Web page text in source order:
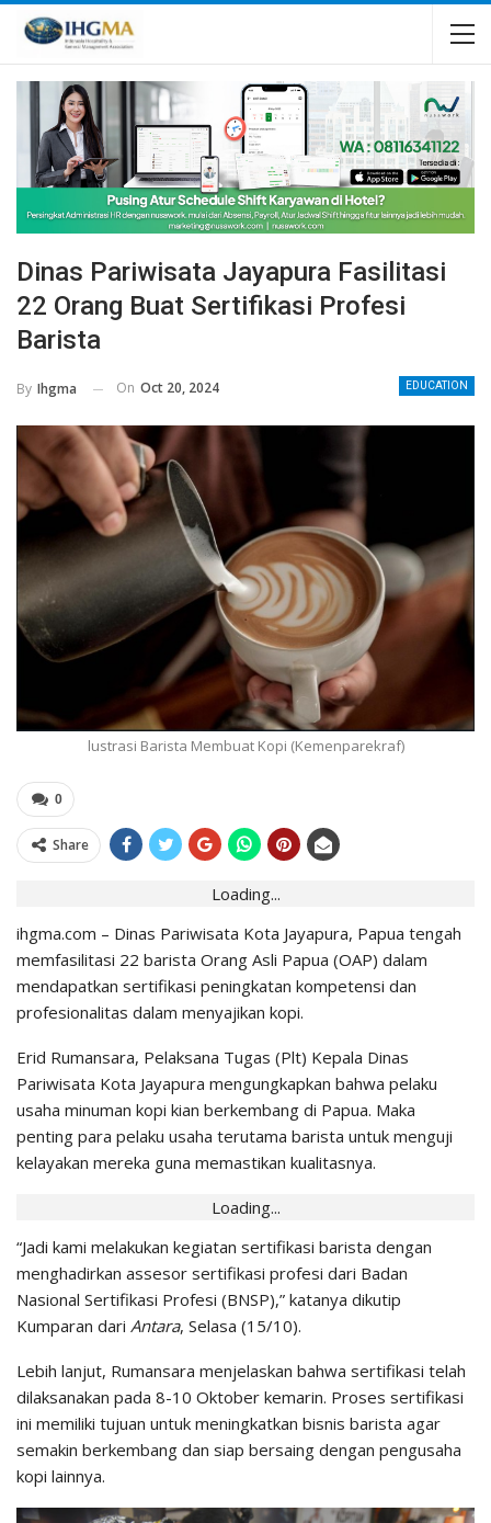
Dinas Pariwisata Jayapura Fasilitasi
22 Orang Buat Sertifikasi Profesi
Barista
EDUCATION
By Ihgma On Oct 20, 2024
lustrasi Barista Membuat Kopi (Kemenparekraf)
0
Share
Loading...
ihgma.com – Dinas Pariwisata Kota Jayapura, Papua tengah
memfasilitasi 22 barista Orang Asli Papua (OAP) dalam
mendapatkan sertifikasi peningkatan kompetensi dan
profesionalitas dalam menyajikan kopi.
Erid Rumansara, Pelaksana Tugas (Plt) Kepala Dinas
Pariwisata Kota Jayapura mengungkapkan bahwa pelaku
usaha minuman kopi kian berkembang di Papua. Maka
penting para pelaku usaha terutama barista untuk menguji
kelayakan mereka guna memastikan kualitasnya.
Loading...
“Jadi kami melakukan kegiatan sertifikasi barista dengan
menghadirkan assesor sertifikasi profesi dari Badan
Nasional Sertifikasi Profesi (BNSP),” katanya dikutip
Kumparan dari Antara, Selasa (15/10).
Lebih lanjut, Rumansara menjelaskan bahwa sertifikasi telah
dilaksanakan pada 8-10 Oktober kemarin. Proses sertifikasi
ini memiliki tujuan untuk meningkatkan bisnis barista agar
semakin berkembang dan siap bersaing dengan pengusaha
kopi lainnya.